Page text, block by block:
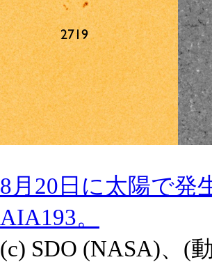
8月20日に太陽で発
AIA193。
(c) SDO (NASA)、(